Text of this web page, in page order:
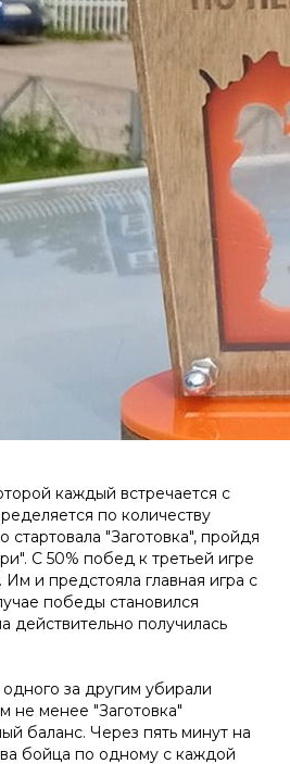
каждый встречается с
по количеству
"Заготовка", пройдя
С 50% побед к третьей игре
и предстояла главная игра с
победы становился
действительно получилась
за другим убирали
не менее "Заготовка"
баланс. Через пять минут на
бойца по одному с каждой